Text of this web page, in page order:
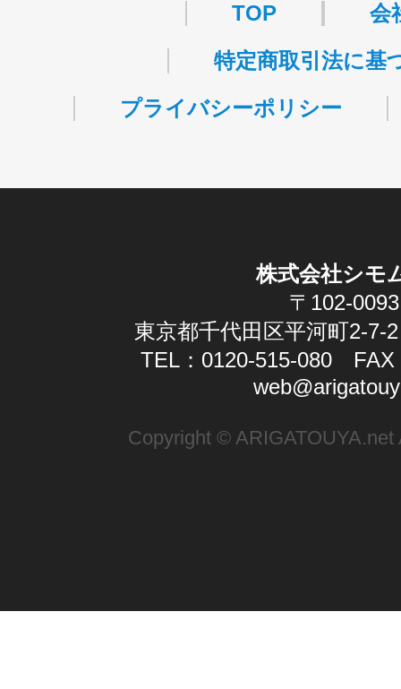
TOP
会
特定商取引法に基
プライバシーポリシー
株式会社シモ
〒102-0093
東京都千代田区平河町2-7-
TEL：0120-515-080 FAX
Copyright ©